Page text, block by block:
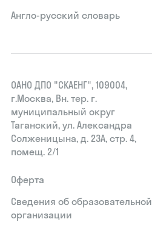
Англо-русский словарь
ОАНО ДПО "СКАЕНГ", 109004,
г.Москва, Вн. тер. г.
муниципальный округ
Таганский, ул. Александра
Солженицына, д. 23А, стр. 4,
помещ. 2/1
Оферта
Сведения об образовательной
организации